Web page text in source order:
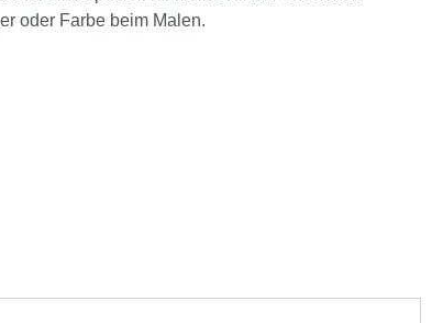
oder Farbe beim Malen.